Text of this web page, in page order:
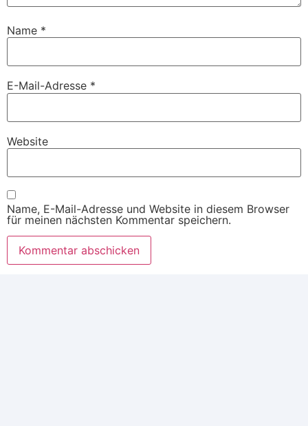
Name *
E-Mail-Adresse *
Website
Name, E-Mail-Adresse und Website in diesem Browser
für meinen nächsten Kommentar speichern.